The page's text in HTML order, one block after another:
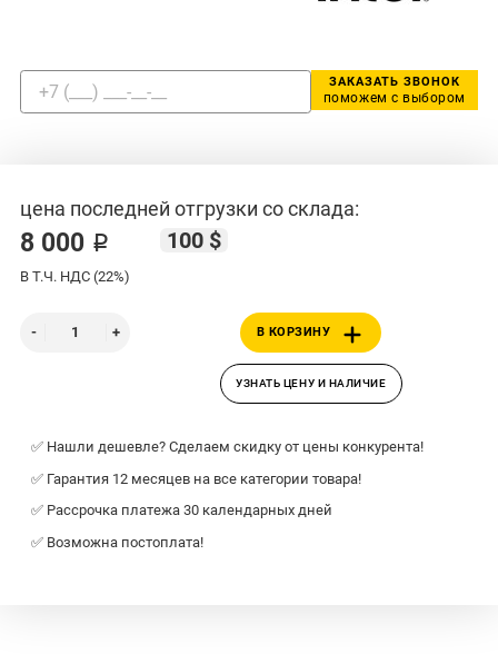
ЗАКАЗАТЬ ЗВОНОК
поможем с выбором
цена последней отгрузки со склада:
8 000 ₽ 100 $
В Т.Ч. НДС (22%)
В КОРЗИНУ
УЗНАТЬ ЦЕНУ И НАЛИЧИЕ
✅ Нашли дешевле? Сделаем скидку от цены конкурента!
✅ Гарантия 12 месяцев на все категории товара!
✅ Рассрочка платежа 30 календарных дней
✅ Возможна постоплата!